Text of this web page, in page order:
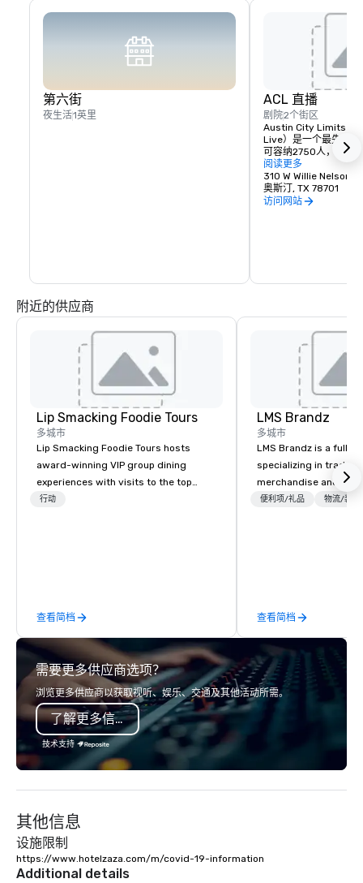
第六街
夜生活1英里
ACL 直播
剧院2个街区
Austin City Limits 穆
Live）是一个最先进
可容纳2750人，每年
这里是录制备受赞誉
系列节目《奥斯汀城
地，这是美国电视历
乐连续剧。
阅读更多
310 W Willie Nelson
奥斯汀, TX 78701
访问网站
附近的供应商
Lip Smacking Foodie Tours
多城市
Lip Smacking Foodie Tours hosts
award-winning VIP group dining
experiences with visits to the top
restaurants throughout the United
and craft cocktails at each venue, all
with complete VIP service. This unique
experience gives guests the
opportunity to sit next to different
colleagues at each venue to mix,
mingle, and easily network. Each tour
is led by a professional guide
specializing in escorting large groups
with utmost care, who personalizes
each experience with fun and
engaging information along the way.
entertaining activity and unique
dining experience melded into one,
that are sure to add new vitality to
meeting events, from conferences to
行动
查看简档
LMS Brandz
多城市
LMS Brandz is a full-
specializing in trade
merchandise and
booth giveaways and
years of industry
commitment to
service set us apart.
smart, reliable
make the end-user
seamless from start to
便利项/礼品 物流/装饰
查看简档
需要更多供应商选项？
浏览更多供应商以获取视听、娱乐、交通及其他活动所需。
了解更多信息
技术支持
其他信息
设施限制
https://www.hotelzaza.com/m/covid-19-information
Additional details